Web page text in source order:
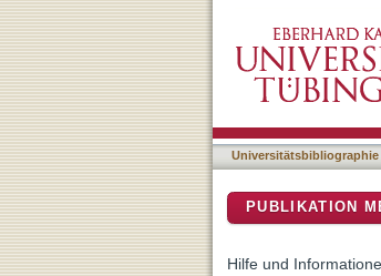
Prospective
Universitätsbibliographie
PUBLIKATION
Hilfe und